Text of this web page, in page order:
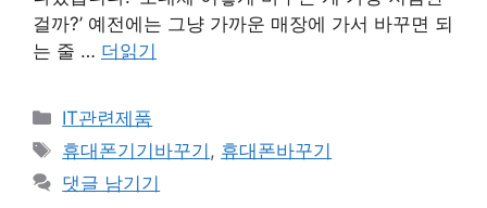
걸까?’ 예전에는 그냥 가까운 매장에 가서 바꾸면 되
는 줄 … 더읽기
카
테
리
IT관련제품
태
그
휴대폰기기바꾸기 , 휴대폰바꾸기
댓글 남기기